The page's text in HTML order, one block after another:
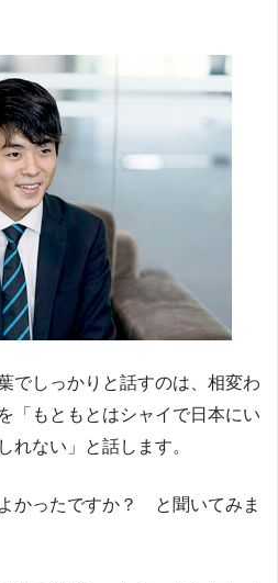
でしっかりと話すのは、相変わ
「もともとはシャイで日本にい
れない」と話します。
かったですか？ と聞いてみま